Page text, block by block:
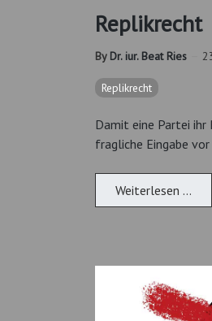
Replikrecht
By Dr. iur. Beat Ries
Replikrecht
Damit eine Partei ihr
fragliche Eingabe
Weiterlesen …